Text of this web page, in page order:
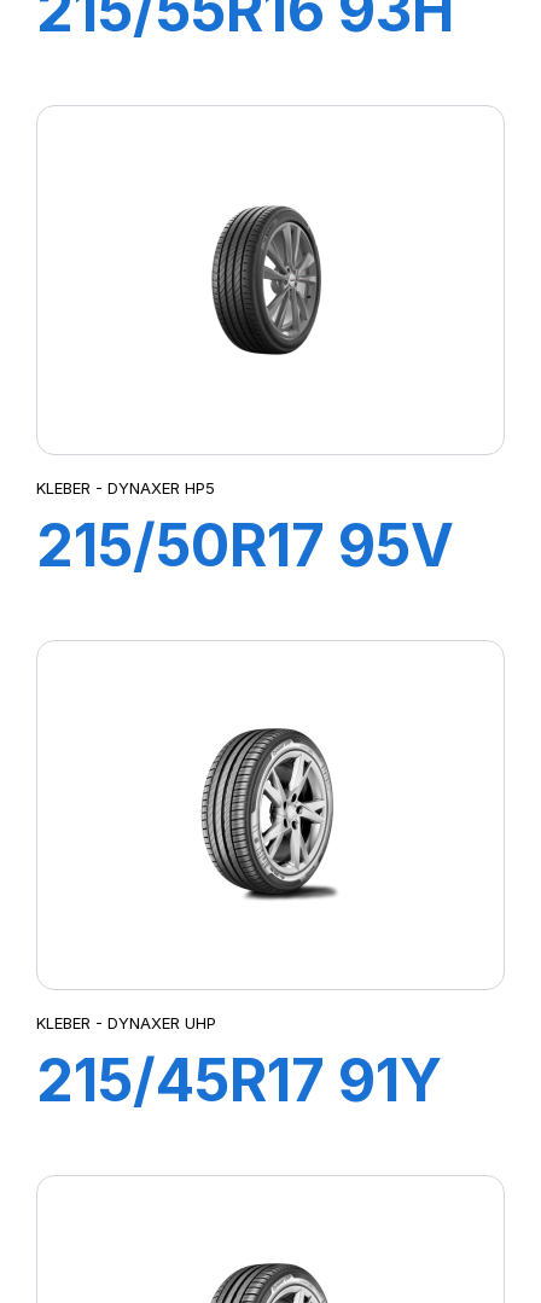
KLEBER - DYNAXER HP5
215/50R17 95V
KLEBER - DYNAXER UHP
215/45R17 91Y